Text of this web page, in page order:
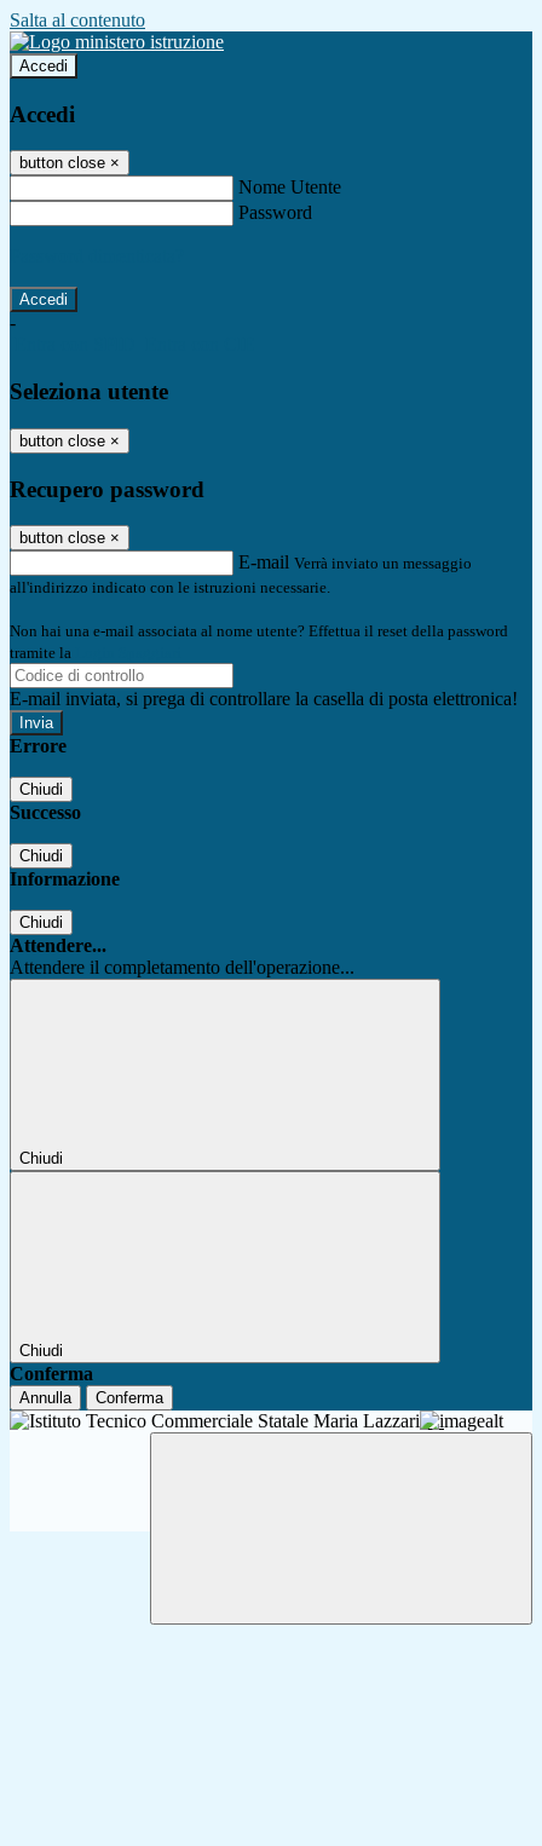
Salta al contenuto
Accedi
Accedi
button close ×
Nome Utente
Password
-
Seleziona utente
button close ×
Recupero password
button close ×
E-mail Verrà inviato un messaggio
all'indirizzo indicato con le istruzioni necessarie.
Non hai una e-mail associata al nome utente? Effettua il reset della password
tramite la
E-mail inviata, si prega di controllare la casella di posta elettronica!
Errore
Chiudi
Successo
Chiudi
Informazione
Chiudi
Attendere...
Attendere il completamento dell'operazione...
Chiudi
Chiudi
Conferma
Annulla Conferma